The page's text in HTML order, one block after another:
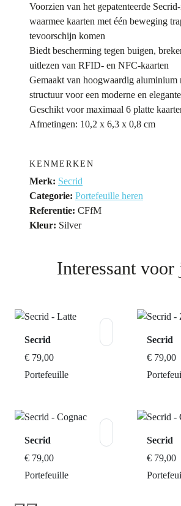
Voorzien van het gepatenteerde
waarmee kaarten met één beweging
tevoorschijn komen
Biedt bescherming tegen buigen,
uitlezen van RFID- en NFC-kaarten
Gemaakt van hoogwaardig aluminium
structuur voor een moderne en
Geschikt voor maximaal 6 platte
Afmetingen: 10,2 x 6,3 x 0,8 cm
KENMERKEN
Merk: Secrid
Categorie: Portefeuille heren
Referentie: CFfM
Kleur: Silver
Interessant voor
Secrid
€ 79,00
Portefeuille
Secrid
€ 79,00
Secrid
€ 79,00
Portefeuille
Secrid
€ 79,00